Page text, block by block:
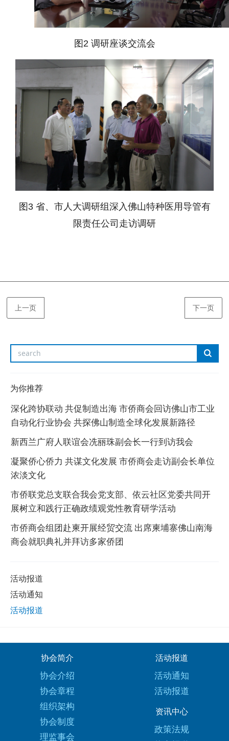
图2 调研座谈交流会
图 3 省、市人大调研组深入佛山特种医用导管有
限责任公司走访调研
上一页 下一页
为你推荐
深化跨协联动 共促制造出海 市侨商会回访佛山市工业
自动化行业协会 共探佛山制造全球化发展新路径
新西兰广府人联谊会冼丽珠副会长一行到访我会
凝聚侨心侨力 共谋文化发展 市侨商会走访副会长单位
浓淡文化
市侨联党总支联合我会党支部、依云社区党委共同开
展树立和践行正确政绩观党性教育研学活动
市侨商会组团赴柬开展经贸交流 出席柬埔寨佛山南海
商会就职典礼并拜访多家侨团
活动报道
活动通知
活动报道
协会简介
协会介绍
协会章程
组织架构
协会制度
理监事会
活动报道
活动通知
活动报道
资讯中心
政策法规